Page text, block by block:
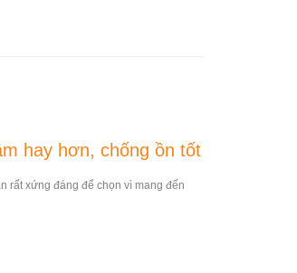
hay hơn, chống ồn tốt
rất xứng đáng để chọn vì mang đến